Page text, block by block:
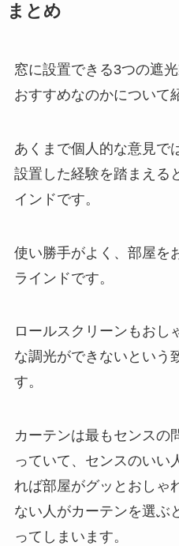
まとめ
窓に設置できる3つの遮
おすすめなのかについて
あくまで個人的な意見で
設置した経験を踏まえる
インドです。
使い勝手がよく、部屋を
ラインドです。
ロールスクリーンもおし
な調光ができないという
す。
カーテンは最もセンスの
っていて、センスのいい
れば部屋がグッとおしゃ
ない人がカーテンを選ぶ
ってしまいます。